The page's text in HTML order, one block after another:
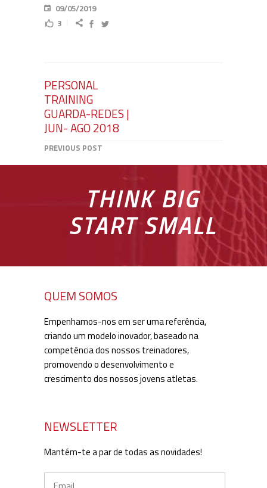
09/05/2019
3
PERSONAL
TRAINING
GUARDA-REDES |
JUN- AGO 2018
PREVIOUS POST
THINK BIG
START SMALL
QUEM SOMOS
Empenhamos-nos em ser uma referência,
criando um modelo inovador, baseado na
competência dos nossos treinadores,
promovendo o desenvolvimento e
crescimento dos nossos jovens atletas.
NEWSLETTER
Mantém-te a par de todas as novidades!